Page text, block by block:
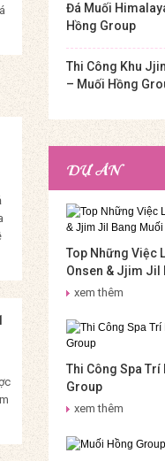
Đá Muối
Hồng Group
Thi Công Khu
– Muối Hồng
DỰ ÁN
Top Những Việc
Onsen & Jjim Jil
xem thêm
Thi Công Spa Trí
Group
xem thêm